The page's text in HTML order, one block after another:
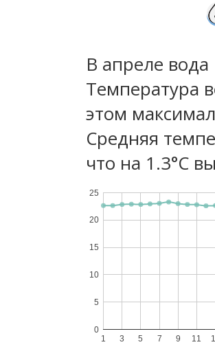
В апреле вода
Температура
этом
Средняя
что на 1.3°C
1 3 5 7 9 11
0
5
10
15
20
25